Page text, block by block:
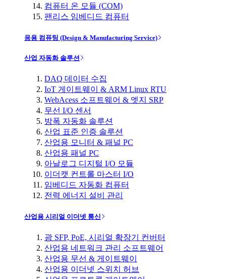
컴퓨터 온 모듈 (COM)
팬리스 임베디드 컴퓨터
응용 컴퓨팅 (Design & Manufacturing Service)
산업 자동화 솔루션
DAQ 데이터 수집
IoT 게이트웨이 & ARM Linux RTU
WebAcess 소프트웨어 & 엣지 SRP
무선 I/O 센서
방폭 자동화 솔루션
산업 표준 인증 솔루션
산업용 모니터 & 패널 PC
산업용 패널 PC
아날로그 디지털 I/O 모듈
이더캣 컨트롤 마스터 I/O
임베디드 자동화 컴퓨터
전력 에너지 설비 관리
산업용 시리얼 이더넷 통신
광 SFP, PoE, 시리얼 확장기 컨버터
산업용 네트워크 관리 소프트웨어
산업용 무선 & 게이트웨이
산업용 이더넷 스위치 허브